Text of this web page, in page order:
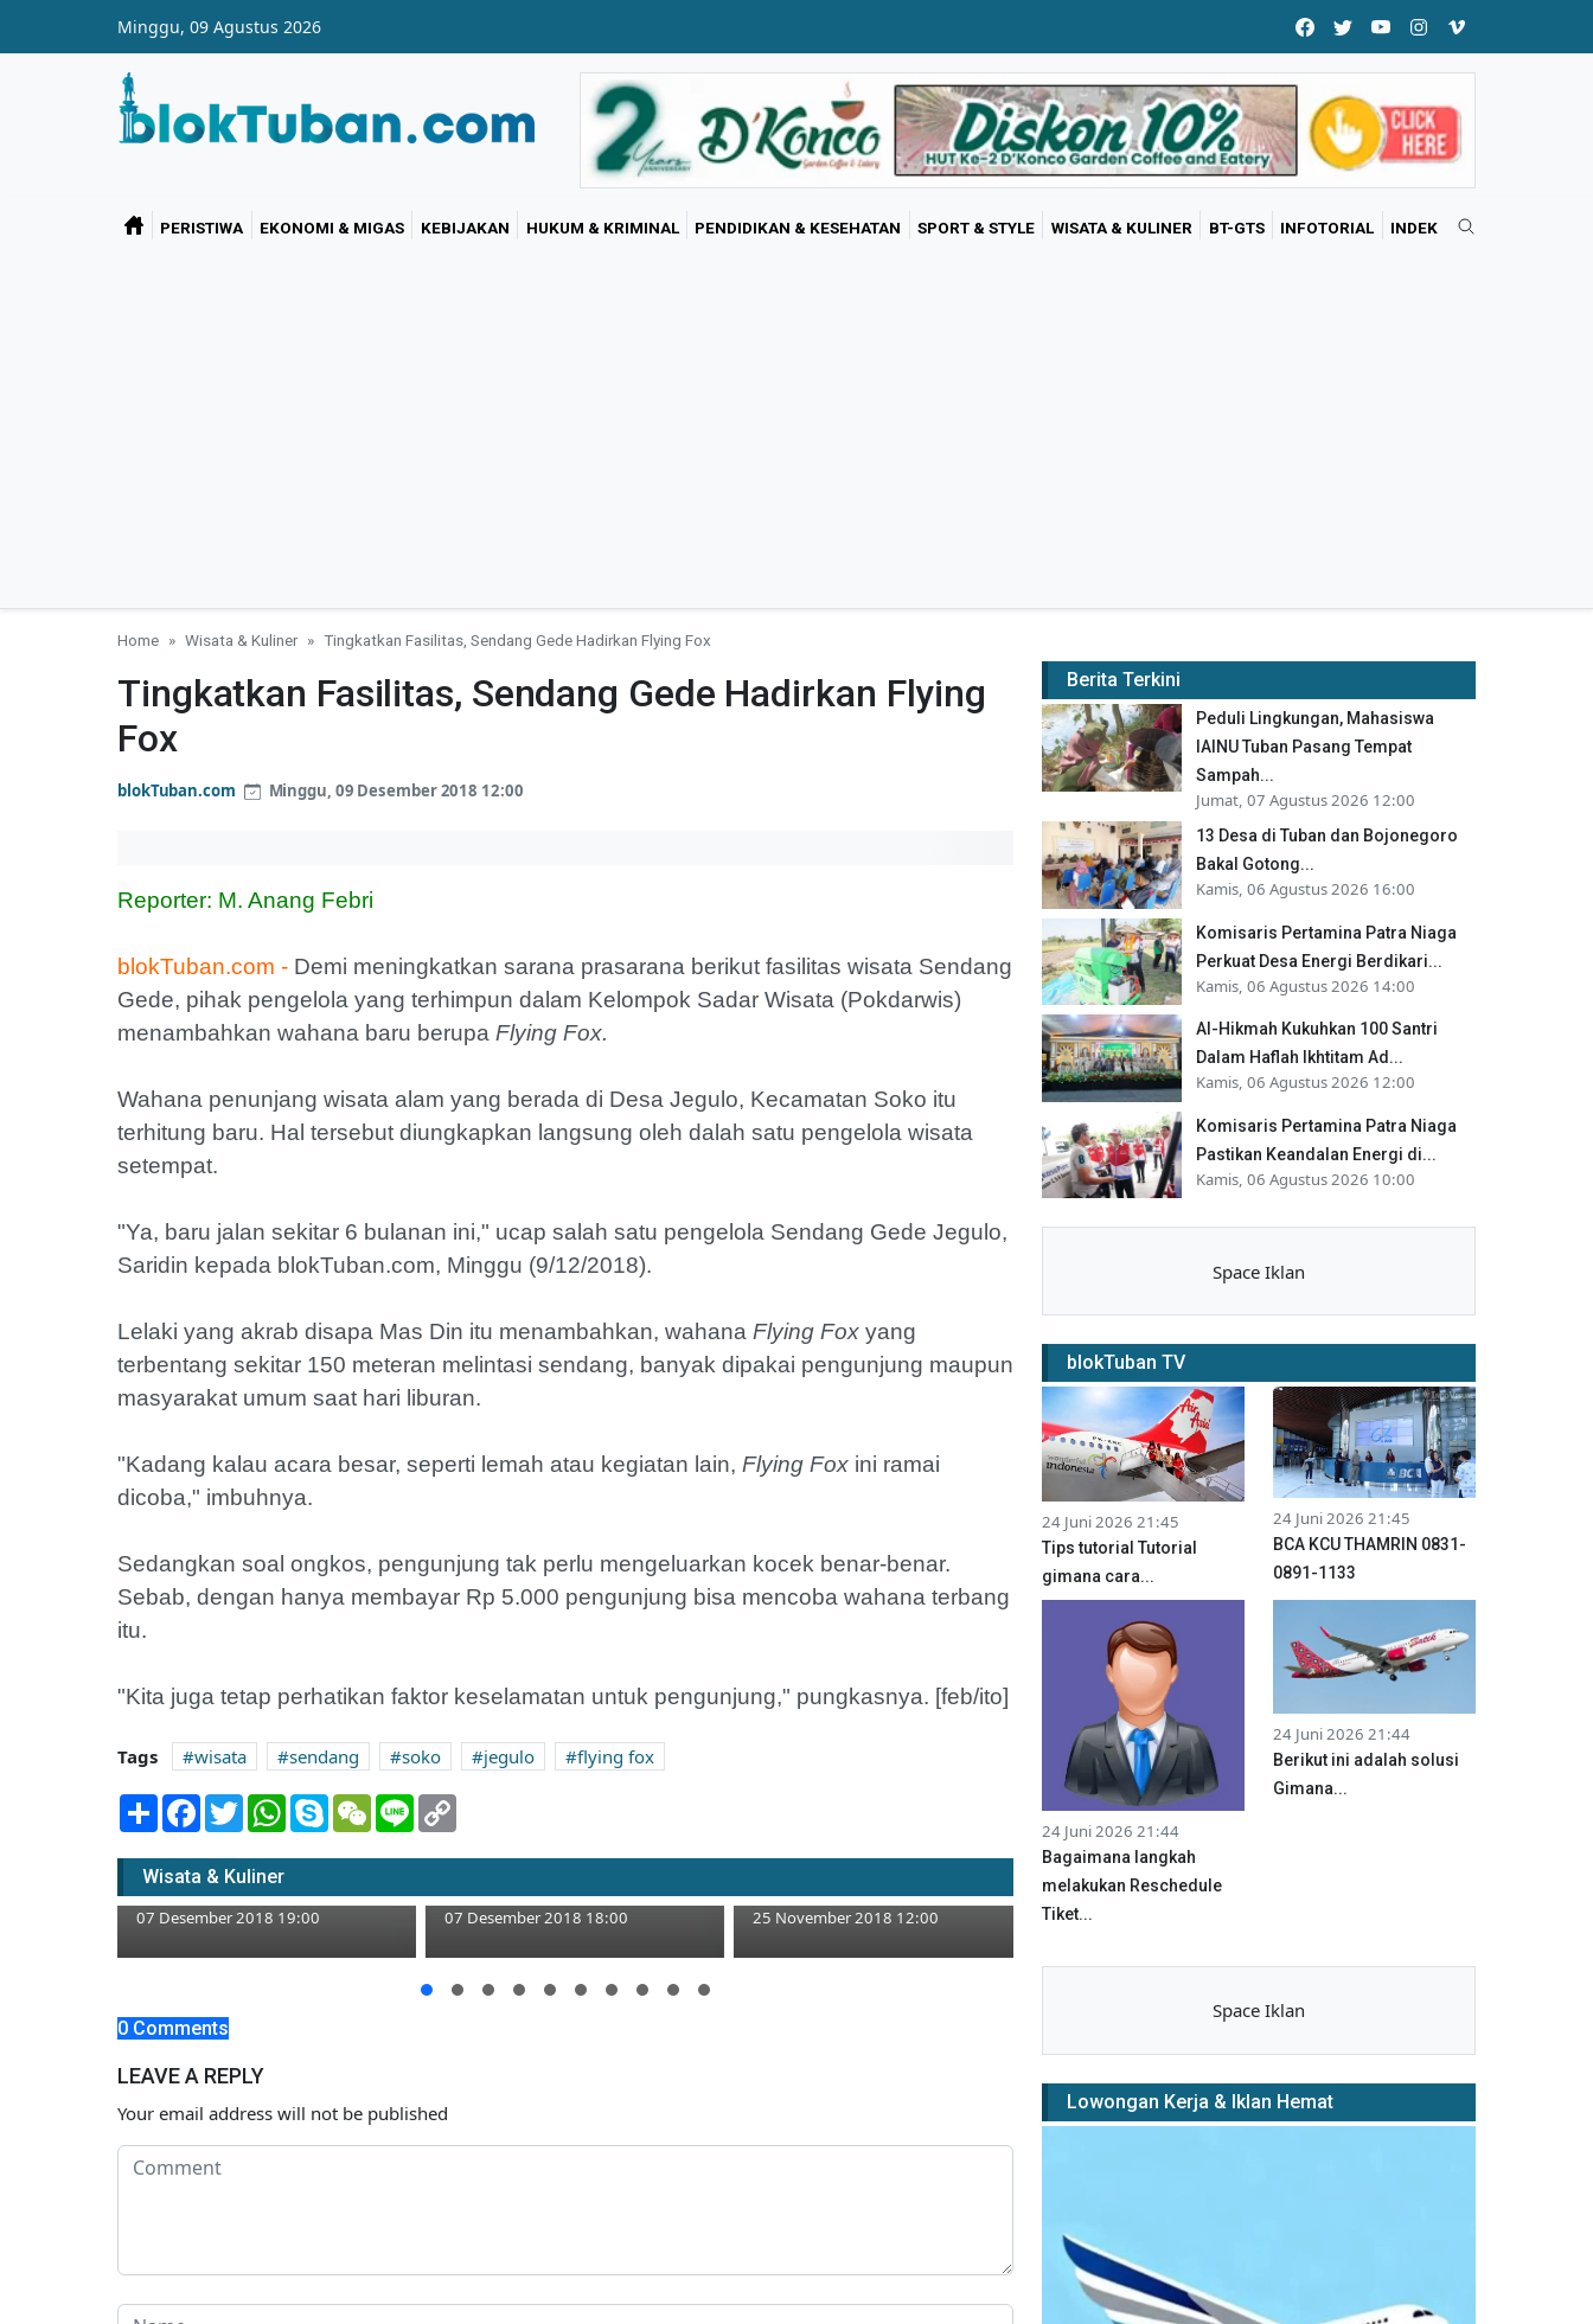
Minggu, 09 Agustus 2026
PERISTIWA EKONOMI & MIGAS KEBIJAKAN HUKUM & KRIMINAL PENDIDIKAN & KESEHATAN SPORT & STYLE WISATA & KULINER BT-GTS INFOTORIAL INDEK
Home Wisata & Kuliner Tingkatkan Fasilitas, Sendang Gede Hadirkan Flying Fox
Tingkatkan Fasilitas, Sendang Gede Hadirkan Flying
Fox
blokTuban.com Minggu, 09 Desember 2018 12:00
Reporter: M. Anang Febri
blokTuban.com - Demi meningkatkan sarana prasarana berikut fasilitas wisata Sendang
Gede, pihak pengelola yang terhimpun dalam Kelompok Sadar Wisata (Pokdarwis)
menambahkan wahana baru berupa Flying Fox.
Wahana penunjang wisata alam yang berada di Desa Jegulo, Kecamatan Soko itu
terhitung baru. Hal tersebut diungkapkan langsung oleh dalah satu pengelola wisata
setempat.
"Ya, baru jalan sekitar 6 bulanan ini," ucap salah satu pengelola Sendang Gede Jegulo,
Saridin kepada blokTuban.com, Minggu (9/12/2018).
Lelaki yang akrab disapa Mas Din itu menambahkan, wahana Flying Fox yang
terbentang sekitar 150 meteran melintasi sendang, banyak dipakai pengunjung maupun
masyarakat umum saat hari liburan.
"Kadang kalau acara besar, seperti lemah atau kegiatan lain, Flying Fox ini ramai
dicoba," imbuhnya.
Sedangkan soal ongkos, pengunjung tak perlu mengeluarkan kocek benar-benar.
Sebab, dengan hanya membayar Rp 5.000 pengunjung bisa mencoba wahana terbang
itu.
"Kita juga tetap perhatikan faktor keselamatan untuk pengunjung," pungkasnya. [feb/ito]
Tags wisata sendang soko jegulo
flying fox
Share Facebook
TwitterWhatsApp
SkypeWeChatLine
Wisata & Kuliner
Hutan Kota Kapur Jadi Lokasi
Konservasi Rusa .
07 Desember 2018 19:00
Pesona Watu Rongko,
Tempat Ngopi Asyik dan
07 Desember 2018 18:00
Akhir Tahun, Wisata Tapan
25 November 2018 12:00
0 Comments
LEAVE A REPLY
Your email address will not be published
Berita Terkini
Peduli Lingkungan, Mahasiswa
IAINU Tuban Pasang Tempat
Sampah...
Jumat, 07 Agustus 2026 12:00
13 Desa di Tuban dan Bojonegoro
Bakal Gotong...
Kamis, 06 Agustus 2026 16:00
Komisaris Pertamina Patra Niaga
Perkuat Desa Energi Berdikari...
Kamis, 06 Agustus 2026 14:00
Al-Hikmah Kukuhkan 100 Santri
Dalam Haflah Ikhtitam Ad...
Kamis, 06 Agustus 2026 12:00
Komisaris Pertamina Patra Niaga
Pastikan Keandalan Energi di...
Kamis, 06 Agustus 2026 10:00
Space Iklan
blokTuban TV
24 Juni 2026 21:45
Tips tutorial Tutorial
gimana cara...
24 Juni 2026 21:45
BCA KCU THAMRIN 0831-
0891-1133
24 Juni 2026 21:44
Bagaimana langkah
melakukan Reschedule
Tiket...
24 Juni 2026 21:44
Berikut ini adalah solusi
Gimana...
Space Iklan
Lowongan Kerja & Iklan Hemat